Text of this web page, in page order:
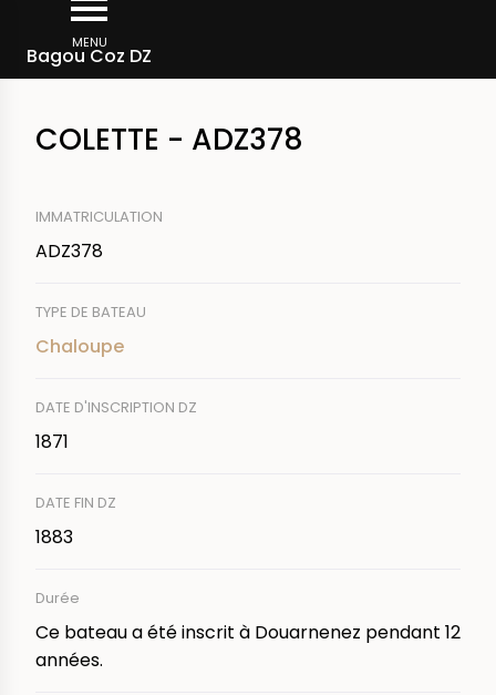
contenu
MENU
Bagou Coz DZ
d'Ariane
Rechercher un bateau
COLETTE - ADZ378
IMMATRICULATION
ADZ378
TYPE DE BATEAU
Chaloupe
DATE D'INSCRIPTION DZ
1871
DATE FIN DZ
1883
Durée
Ce bateau a été inscrit à Douarnenez pendant 12
années.